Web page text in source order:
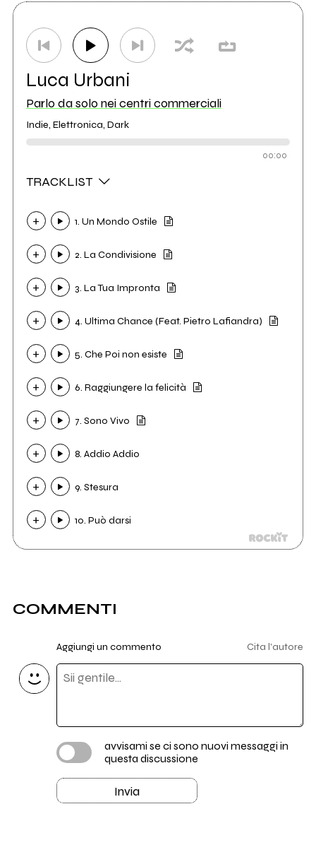
Luca Urbani
Parlo da solo nei centri commerciali
Indie, Elettronica, Dark
00:00
TRACKLIST
1. Un Mondo Ostile
2. La Condivisione
3. La Tua Impronta
4. Ultima Chance (Feat. Pietro Lafiandra)
5. Che Poi non esiste
6. Raggiungere la felicità
7. Sono Vivo
8. Addio Addio
9. Stesura
10. Può darsi
COMMENTI
Aggiungi un commento Cita l'autore
avvisami se ci sono nuovi messaggi in
questa discussione
Invia